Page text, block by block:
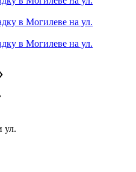
в Могилеве на ул.
в Могилеве на ул.
ул.